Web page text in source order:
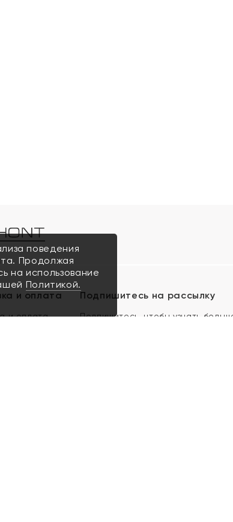
и оплата
и оплата
Подпишитесь на рассылку
Подпишитесь, чтобы узнать
поведения
Продолжая
на использование
Политикой.